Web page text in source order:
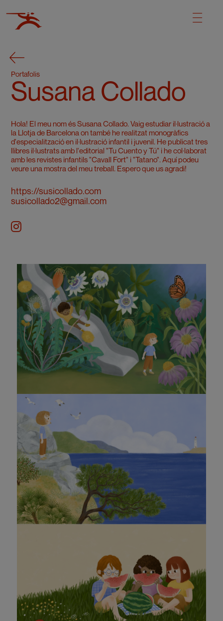
Portafolis
Susana Collado
Hola! El meu nom és Susana Collado. Vaig estudiar il·lustració a
la Llotja de Barcelona on també he realitzat monogràfics
d'especialització en il·lustració infantil i juvenil. He publicat tres
llibres il·lustrats amb l'editorial "Tu Cuento y Tú" i he col·laborat
amb les revistes infantils "Cavall Fort" i "Tatano". Aquí podeu
veure una mostra del meu treball. Espero que us agradi!
https://susicollado.com
susicollado2@gmail.com